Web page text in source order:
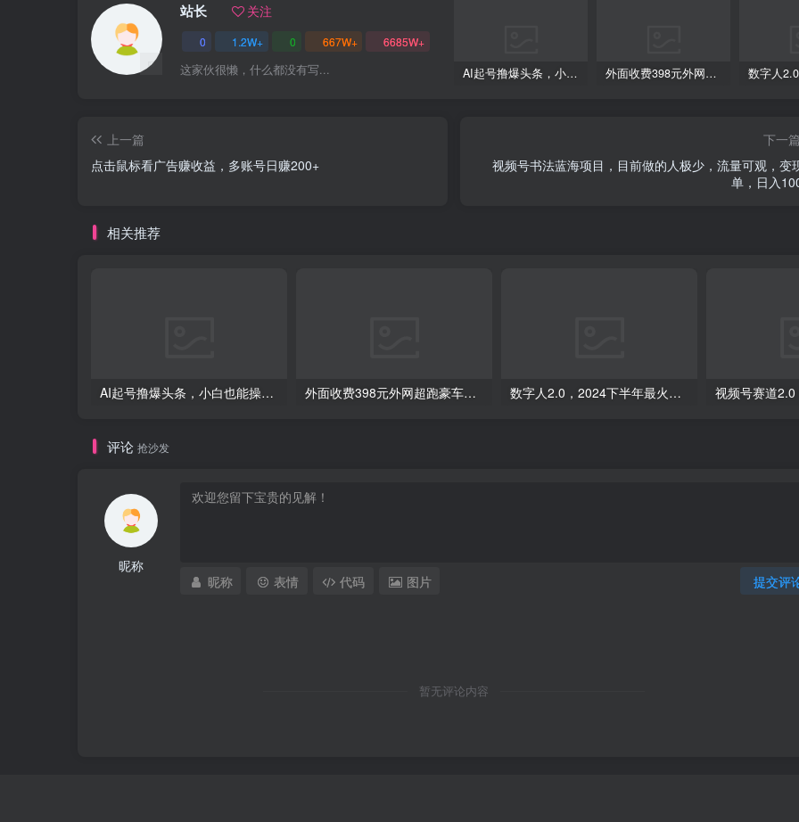
站长 关注
0 1.2W+ 0 667W+ 6685W+
这家伙很懒，什么都没有写... AI起号撸爆头条，小白也能操作，日入2000+ 外面收费398元外网超跑豪车汽车视频搬运至快手抖音上热门项目
上一篇
点击鼠标看广告赚收益，多账号日赚200+
下一
视频号书法蓝海项目，目前做的人极少，流量可观，变
单，日入
相关推荐
AI起号撸爆头条，小白也能操作，日入2000+ 外面收费398元外网超跑豪车汽车视频搬运至快手抖音上热门项目 数字人2.0，2024下半年最火项目，无限免费生成视频，可实现任何场景，用任何形象，任何声音，说任何话，5分钟生成一条原创口播视频。
评论 抢沙发
昵称
提交评
昵称 表情 代码 图片
暂无评论内容